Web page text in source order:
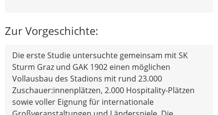
Zur Vorgeschichte:
Die erste Studie untersuchte gemeinsam mit SK
Sturm Graz und GAK 1902 einen möglichen
Vollausbau des Stadions mit rund 23.000
Zuschauer:innenplätzen, 2.000 Hospitality-Plätzen
sowie voller Eignung für internationale